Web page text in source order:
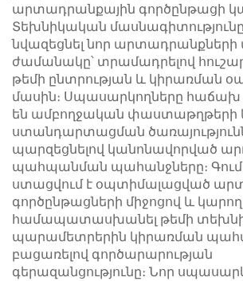
արտադրանքային գործընթացի
Տեխնիկական
նվազեցնել նոր
ժամանակը՝ տրամադրելով
թեմի ընտրության և կիրառման
մասին։ Սպասարկողները
են ամբողջական փաստաթղթերի
ստանդարտացման
պարզեցնելով կանոնավորված
պահպանման պահանջները։
ստացվում է օպտիմալացված
գործընթացների միջոցով և
համապատասխանել թեմի
պարամետրերին կիրառման
բացառելով գործարարության
գերազանցությունը։ Նոր